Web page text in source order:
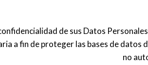
de sus Datos
a fin de proteger las bases de
no